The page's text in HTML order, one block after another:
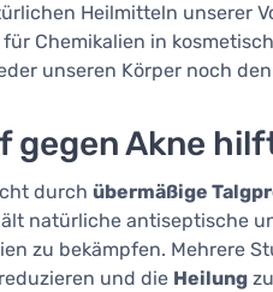
Heilmitteln unserer
Chemikalien in
unseren Körper noch
gegen Akne
durch übermäßige
natürliche antiseptische
zu bekämpfen. Mehrere
und die Heilung